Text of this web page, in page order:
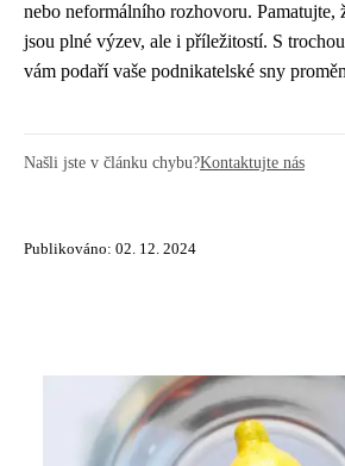
nebo neformálního rozhovoru. Pamatujte,
jsou plné výzev, ale i příležitostí. S
vám podaří vaše podnikatelské sny
Našli jste v článku chybu?Kontaktujte nás
Publikováno: 02. 12. 2024